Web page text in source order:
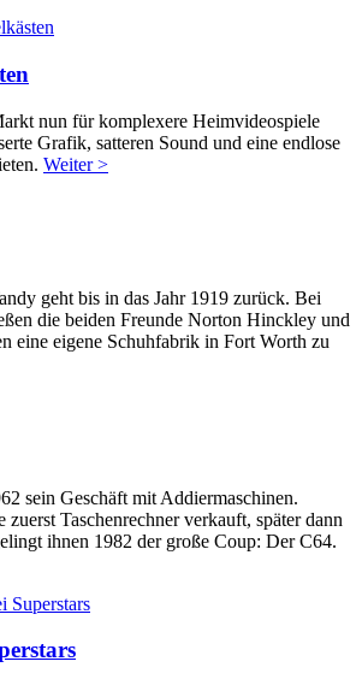
nun für komplexere Heimvideospiele
Grafik, satteren Sound und eine endlose
Weiter >
geht bis in das Jahr 1919 zurück. Bei
die beiden Freunde Norton Hinckley und
eine eigene Schuhfabrik in Fort Worth zu
sein Geschäft mit Addiermaschinen.
Taschenrechner verkauft, später dann
ihnen 1982 der große Coup: Der C64.